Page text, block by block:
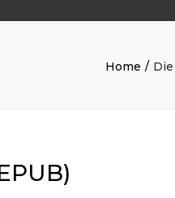
-
+ 386 40 111
Home